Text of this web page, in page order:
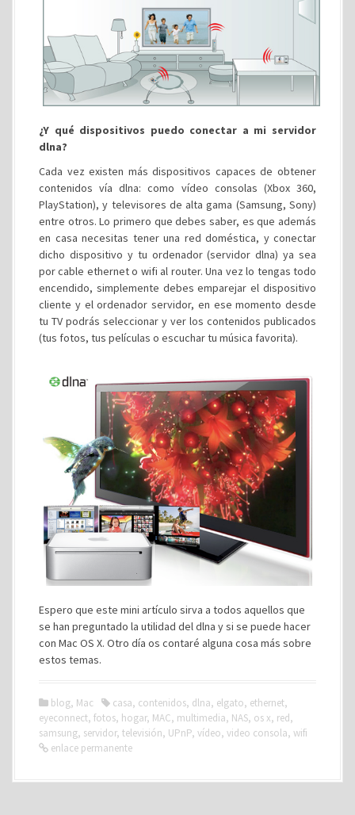
¿Y qué dispositivos puedo conectar a mi servidor
dlna?
Cada vez existen más dispositivos capaces de obtener
contenidos vía dlna: como vídeo consolas (Xbox 360,
PlayStation), y televisores de alta gama (Samsung, Sony)
entre otros. Lo primero que debes saber, es que además
en casa necesitas tener una red doméstica, y conectar
dicho dispositivo y tu ordenador (servidor dlna) ya sea
por cable ethernet o wifi al router. Una vez lo tengas todo
encendido, simplemente debes emparejar el dispositivo
cliente y el ordenador servidor, en ese momento desde
tu TV podrás seleccionar y ver los contenidos publicados
(tus fotos, tus películas o escuchar tu música favorita).
Espero que este mini artículo sirva a todos aquellos que
se han preguntado la utilidad del dlna y si se puede hacer
con Mac OS X. Otro día os contaré alguna cosa más sobre
estos temas.
blog, Mac casa, contenidos, dlna, elgato, ethernet,
eyeconnect, fotos, hogar, MAC, multimedia, NAS, os x, red,
samsung, servidor, televisión, UPnP, vídeo, video consola, wifi
enlace permanente